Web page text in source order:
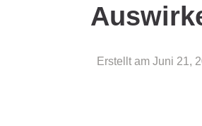
Erstellt am Juni 21,